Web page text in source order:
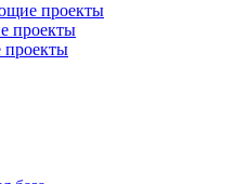
проекты
проекты
проекты